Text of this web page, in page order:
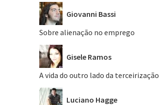
Giovanni Bassi
Sobre alienação no emprego
Gisele Ramos
A vida do outro lado da terceirização
Luciano Hagge